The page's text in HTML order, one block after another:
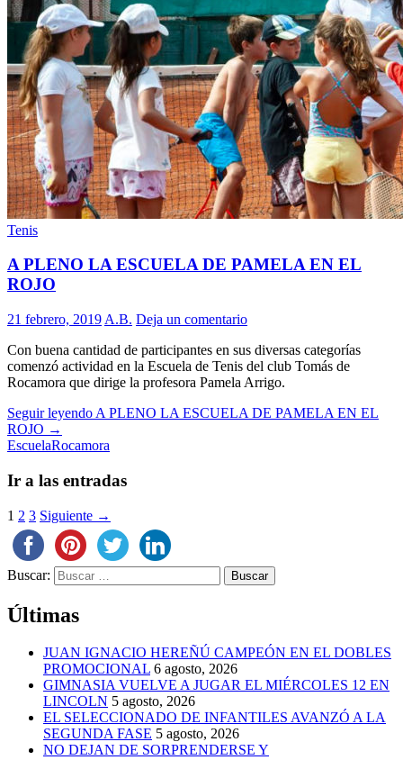
Tenis
A PLENO LA ESCUELA DE PAMELA EN EL
ROJO
21 febrero, 2019 A.B. Deja un comentario
Con buena cantidad de participantes en sus diversas categorías
comenzó actividad en la Escuela de Tenis del club Tomás de
Rocamora que dirige la profesora Pamela Arrigo.
Seguir leyendo A PLENO LA ESCUELA DE PAMELA EN EL
ROJO →
EscuelaRocamora
Ir a las entradas
1 2 3 Siguiente →
Buscar:
Últimas
JUAN IGNACIO HEREÑÚ CAMPEÓN EN EL DOBLES
PROMOCIONAL 6 agosto, 2026
GIMNASIA VUELVE A JUGAR EL MIÉRCOLES 12 EN
LINCOLN 5 agosto, 2026
EL SELECCIONADO DE INFANTILES AVANZÓ A LA
SEGUNDA FASE 5 agosto, 2026
NO DEJAN DE SORPRENDERSE Y